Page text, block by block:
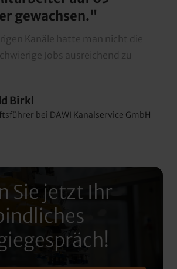
gewachsen."
Kanäle hatte man nicht die
Jobs ausreichend zu
Birkl
bei DAWI Kanalservice GmbH
Sie jetzt Ihr